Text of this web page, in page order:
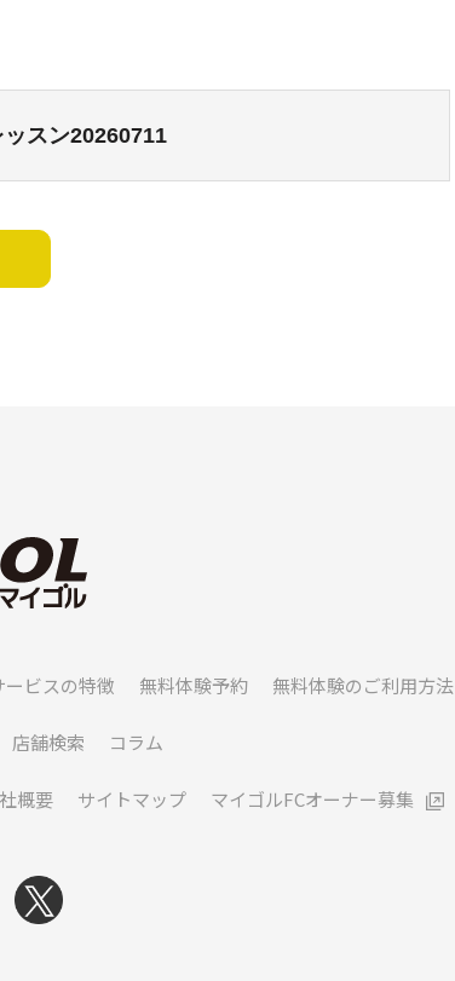
ッスン20260711
ビスの特徴 無料体験予約 無料体験のご利用方法
店舗検索 コラム
概要 サイトマップ マイゴルFCオーナー募集